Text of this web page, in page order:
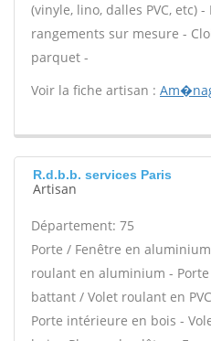
(vinyle, lino, dalles PVC, etc)
rangements sur mesure -
parquet -
Voir la fiche artisan :
R.d.b.b. services Paris
Artisan
Département: 75
Porte / Fenêtre en
roulant en aluminium - Porte
battant / Volet roulant en
Porte intérieure en bois -